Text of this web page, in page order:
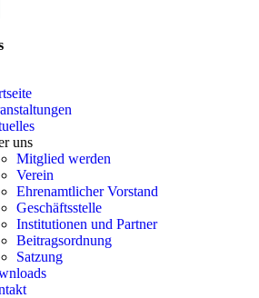
uns
Mitglied werden
Verein
Ehrenamtlicher Vorstand
Geschäftsstelle
Institutionen und Partner
Beitragsordnung
Satzung